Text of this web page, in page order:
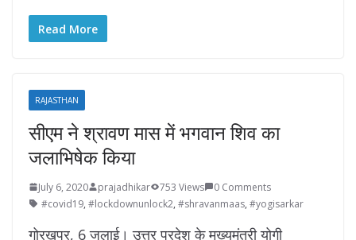
Read More
RAJASTHAN
सीएम ने श्रावण मास में भगवान शिव का
जलाभिषेक किया
July 6, 2020 prajadhikar 753 Views
0 Comments
#covid19, #lockdownunlock2, #shravanmaas, #yogisarkar
गोरखपुर, 6 जुलाई। उत्तर प्रदेश के मुख्यमंत्री योगी